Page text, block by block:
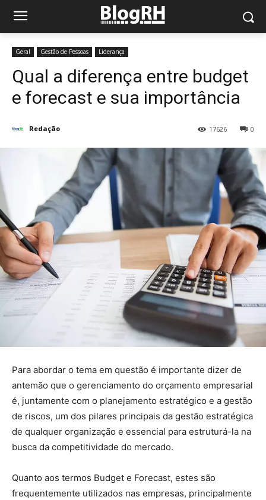
Geral Gestão de Pessoas Liderança
Qual a diferença entre budget
e forecast e sua importância
Redação 0
17626
Para abordar o tema em questão é importante dizer de
antemão que o gerenciamento do orçamento empresarial
é, juntamente com o planejamento estratégico e a gestão
de riscos, um dos pilares principais da gestão estratégica
de qualquer organização e essencial para estruturá-la na
busca da competitividade do mercado.
Quanto aos termos Budget e Forecast, estes são
frequentemente utilizados nas empresas, principalmente